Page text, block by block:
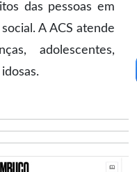
das pessoas em
A ACS atende
adolescentes,